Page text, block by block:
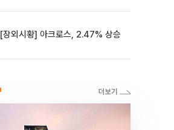
[장외시황] 아크로스, 2.47% 상승